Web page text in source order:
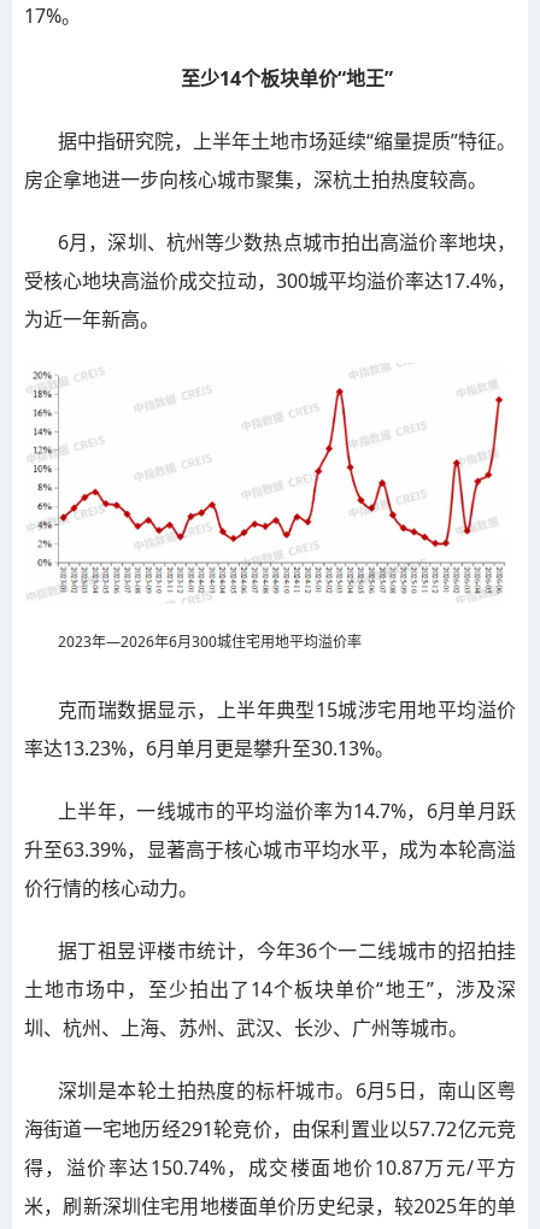
17%。
至少14个板块单价“地王”
据中指研究院，上半年土地市场延续“缩量提质”特征。
房企拿地进一步向核心城市聚集，深杭土拍热度较高。
6月，深圳、杭州等少数热点城市拍出高溢价率地块，
受核心地块高溢价成交拉动，300城平均溢价率达17.4%，
为近一年新高。
2023年—2026年6月300城住宅用地平均溢价率
克而瑞数据显示，上半年典型15城涉宅用地平均溢价
率达13.23%，6月单月更是攀升至30.13%。
上半年，一线城市的平均溢价率为14.7%，6月单月跃
升至63.39%，显著高于核心城市平均水平，成为本轮高溢
价行情的核心动力。
据丁祖昱评楼市统计，今年36个一二线城市的招拍挂
土地市场中，至少拍出了14个板块单价“地王”，涉及深
圳、杭州、上海、苏州、武汉、长沙、广州等城市。
深圳是本轮土拍热度的标杆城市。6月5日，南山区粤
海街道一宅地历经291轮竞价，由保利置业以57.72亿元竞
得，溢价率达150.74%，成交楼面地价10.87万元/平方
米，刷新深圳住宅用地楼面单价历史纪录，较2025年的单